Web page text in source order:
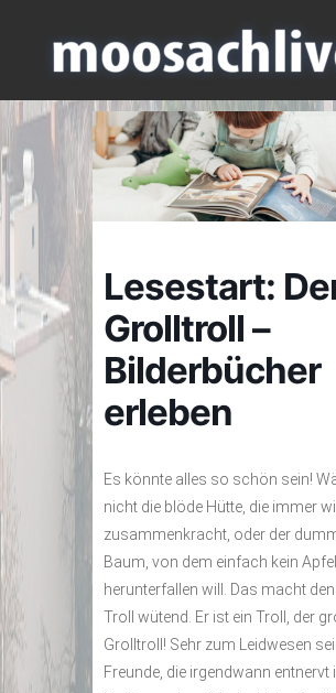
Lesestart:
Grolltroll –
Bilderbücher
erleben
Es könnte alles so schön sein!
nicht die blöde Hütte, die immer
zusammenkracht, oder der
Baum, von dem einfach kein Apfel
herunterfallen will. Das macht
Troll wütend. Er ist ein Troll, der
Grolltroll! Sehr zum Leidwesen
Freunde, die irgendwann entnervt